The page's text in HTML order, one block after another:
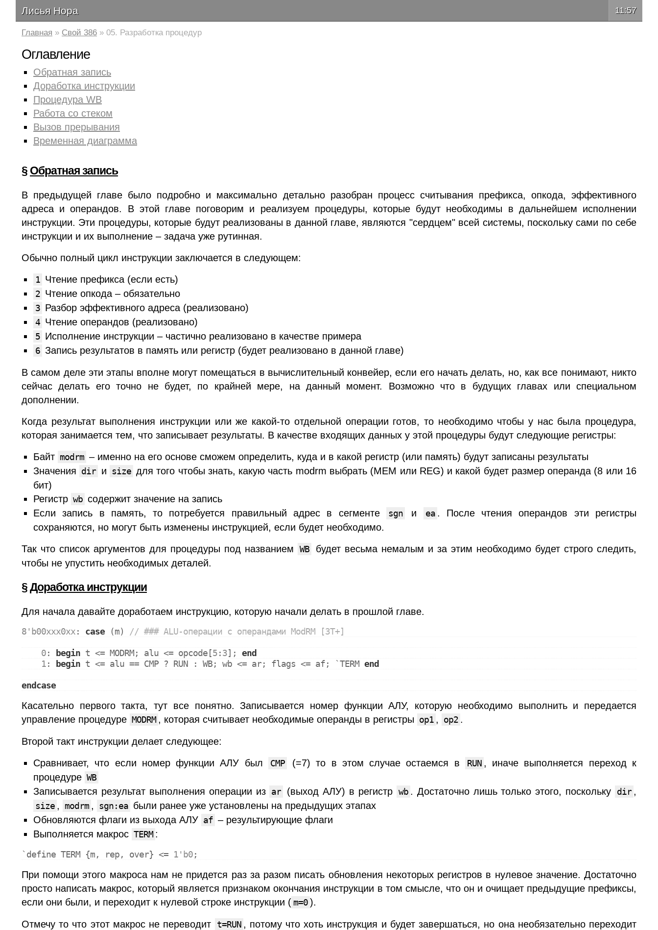
Лисья Нора 11:57
Главная » Свой 386 » 05. Разработка процедур
Оглавление
Обратная запись
Доработка инструкции
Процедура WB
Работа со стеком
Вызов прерывания
Временная диаграмма
§ Обратная запись
В предыдущей главе было подробно и максимально детально разобран процесс считывания префикса, опкода, эффективного
адреса и операндов. В этой главе поговорим и реализуем процедуры, которые будут необходимы в дальнейшем исполнении
инструкции. Эти процедуры, которые будут реализованы в данной главе, являются "сердцем" всей системы, поскольку сами по себе
инструкции и их выполнение – задача уже рутинная.
Обычно полный цикл инструкции заключается в следующем:
1 Чтение префикса (если есть)
2 Чтение опкода – обязательно
3 Разбор эффективного адреса (реализовано)
4 Чтение операндов (реализовано)
5 Исполнение инструкции – частично реализовано в качестве примера
6 Запись результатов в память или регистр (будет реализовано в данной главе)
В самом деле эти этапы вполне могут помещаться в вычислительный конвейер, если его начать делать, но, как все понимают, никто
сейчас делать его точно не будет, по крайней мере, на данный момент. Возможно что в будущих главах или специальном
дополнении.
Когда результат выполнения инструкции или же какой-то отдельной операции готов, то необходимо чтобы у нас была процедура,
которая занимается тем, что записывает результаты. В качестве входящих данных у этой процедуры будут следующие регистры:
Байт modrm – именно на его основе сможем определить, куда и в какой регистр (или память) будут записаны результаты
Значения dir и size для того чтобы знать, какую часть modrm выбрать (MEM или REG) и какой будет размер операнда (8 или 16
бит)
Регистр wb содержит значение на запись
Если запись в память, то потребуется правильный адрес в сегменте
sgn и ea . После чтения операндов эти регистры
сохраняются, но могут быть изменены инструкцией, если будет необходимо.
Так что список аргументов для процедуры под названием
WB
будет весьма немалым и за этим необходимо будет строго следить,
чтобы не упустить необходимых деталей.
§Доработка инструкции
Для начала давайте доработаем инструкцию, которую начали делать в прошлой главе.
8'b00xxx0xx: case (m) // ### ALU-операции с операндами ModRM [3T+]
0: begin t <= MODRM; alu <= opcode[5:3]; end
1: begin t <= alu == CMP ? RUN : WB; wb <= ar; flags <= af; `TERM end
endcase
Касательно первого такта, тут все понятно. Записывается номер функции АЛУ, которую необходимо выполнить и передается
управление процедуре MODRM , которая считывает необходимые операнды в регистры op1 , op2 .
Второй такт инструкции делает следующее:
Сравнивает, что если номер функции АЛУ был
CMP (=7) то в этом случае остаемся в RUN , иначе выполняется переход к
процедуре WB
Записывается результат выполнения операции из ar (выход АЛУ) в регистр wb . Достаточно лишь только этого, поскольку dir ,
size , modrm , sgn:ea были ранее уже установлены на предыдущих этапах
Обновляются флаги из выхода АЛУ af – результирующие флаги
Выполняется макрос TERM :
`define TERM {m, rep, over} <= 1'b0;
При помощи этого макроса нам не придется раз за разом писать обновления некоторых регистров в нулевое значение. Достаточно
просто написать макрос, который является признаком окончания инструкции в том смысле, что он и очищает предыдущие префиксы,
если они были, и переходит к нулевой строке инструкции ( m=0).
Отмечу то что этот макрос не переводит t=RUN , потому что хоть инструкция и будет завершаться, но она необязательно переходит